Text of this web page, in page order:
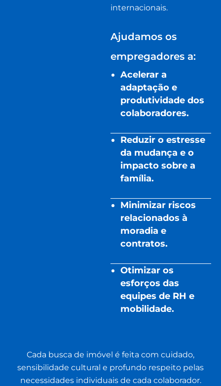
internacionais.
Ajudamos os
empregadores a:
Acelerar a
adaptação e
produtividade dos
colaboradores.
Reduzir o estresse
da mudança e o
impacto sobre a
família.
Minimizar riscos
relacionados à
moradia e
contratos.
Otimizar os
esforços das
equipes de RH e
mobilidade.
Cada busca de imóvel é feita com cuidado,
sensibilidade cultural e profundo respeito pelas
necessidades individuais de cada colaborador.